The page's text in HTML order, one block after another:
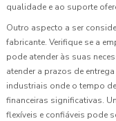
qualidade e ao suporte
Outro aspecto a ser
fabricante. Verifique se a
pode atender às suas
atender a prazos de
industriais onde o tempo
financeiras significativas.
flexíveis e confiáveis pode